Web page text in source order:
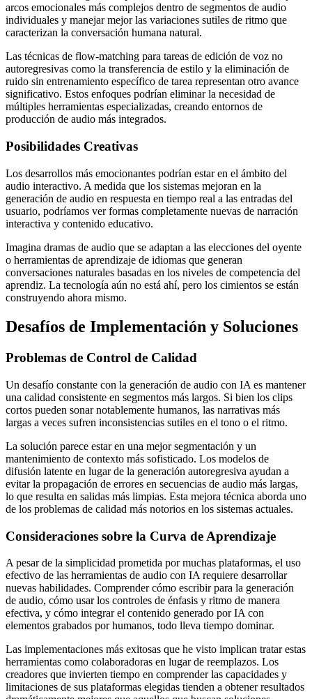
arcos emocionales más complejos dentro de segmentos de audio
individuales y manejar mejor las variaciones sutiles de ritmo que
caracterizan la conversación humana natural.
Las técnicas de flow-matching para tareas de edición de voz no
autoregresivas como la transferencia de estilo y la eliminación de
ruido sin entrenamiento específico de tarea representan otro avance
significativo. Estos enfoques podrían eliminar la necesidad de
múltiples herramientas especializadas, creando entornos de
producción de audio más integrados.
Posibilidades Creativas
Los desarrollos más emocionantes podrían estar en el ámbito del
audio interactivo. A medida que los sistemas mejoran en la
generación de audio en respuesta en tiempo real a las entradas del
usuario, podríamos ver formas completamente nuevas de narración
interactiva y contenido educativo.
Imagina dramas de audio que se adaptan a las elecciones del oyente
o herramientas de aprendizaje de idiomas que generan
conversaciones naturales basadas en los niveles de competencia del
aprendiz. La tecnología aún no está ahí, pero los cimientos se están
construyendo ahora mismo.
Desafíos de Implementación y Soluciones
Problemas de Control de Calidad
Un desafío constante con la generación de audio con IA es mantener
una calidad consistente en segmentos más largos. Si bien los clips
cortos pueden sonar notablemente humanos, las narrativas más
largas a veces sufren inconsistencias sutiles en el tono o el ritmo.
La solución parece estar en una mejor segmentación y un
mantenimiento de contexto más sofisticado. Los modelos de
difusión latente en lugar de la generación autoregresiva ayudan a
evitar la propagación de errores en secuencias de audio más largas,
lo que resulta en salidas más limpias. Esta mejora técnica aborda uno
de los problemas de calidad más notorios en los sistemas actuales.
Consideraciones sobre la Curva de Aprendizaje
A pesar de la simplicidad prometida por muchas plataformas, el uso
efectivo de las herramientas de audio con IA requiere desarrollar
nuevas habilidades. Comprender cómo escribir para la generación
de audio, cómo usar los controles de énfasis y ritmo de manera
efectiva, y cómo integrar el contenido generado por IA con
elementos grabados por humanos, todo lleva tiempo dominar.
Las implementaciones más exitosas que he visto implican tratar estas
herramientas como colaboradoras en lugar de reemplazos. Los
creadores que invierten tiempo en comprender las capacidades y
limitaciones de sus plataformas elegidas tienden a obtener resultados